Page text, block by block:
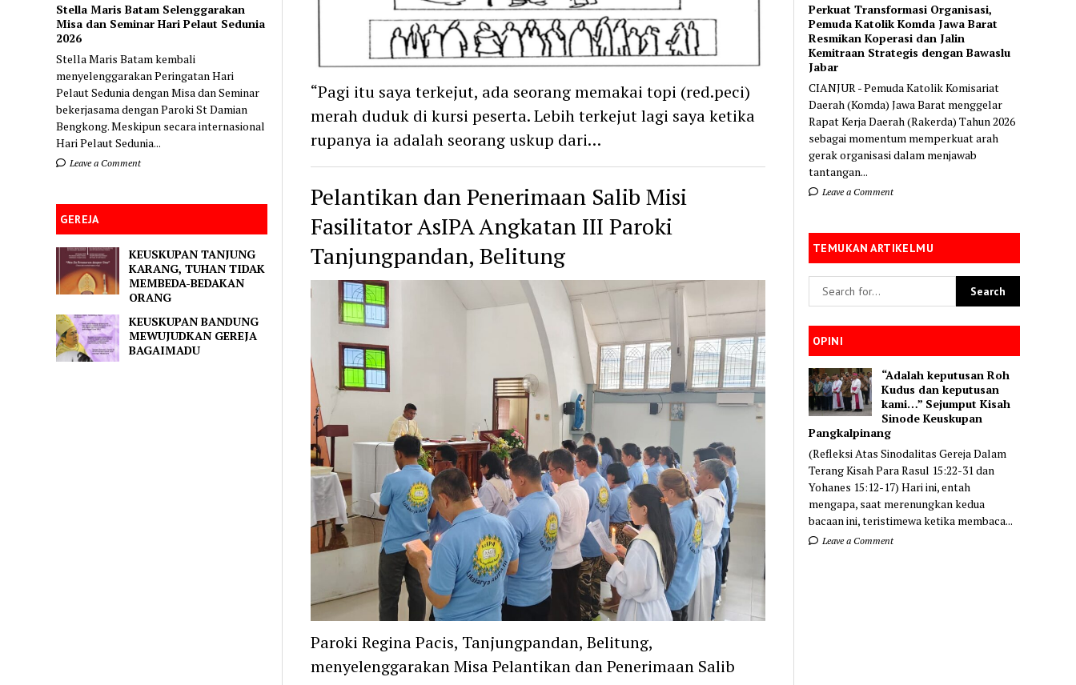
Stella Maris Batam Selenggarakan
Misa dan Seminar Hari Pelaut Sedunia
2026
Stella Maris Batam kembali
menyelenggarakan Peringatan Hari
Pelaut Sedunia dengan Misa dan Seminar
bekerjasama dengan Paroki St Damian
Bengkong. Meskipun secara internasional
Hari Pelaut Sedunia...
Leave a Comment
GEREJA
KEUSKUPAN TANJUNG
KARANG, TUHAN TIDAK
MEMBEDA-BEDAKAN
ORANG
KEUSKUPAN BANDUNG
MEWUJUDKAN GEREJA
BAGAIMADU
“Pagi itu saya terkejut, ada seorang memakai topi (red.peci)
merah duduk di kursi peserta. Lebih terkejut lagi saya ketika
rupanya ia adalah seorang uskup dari…
Pelantikan dan Penerimaan Salib Misi
Fasilitator AsIPA Angkatan III Paroki
Tanjungpandan, Belitung
Paroki Regina Pacis, Tanjungpandan, Belitung,
menyelenggarakan Misa Pelantikan dan Penerimaan Salib
Perkuat Transformasi Organisasi,
Pemuda Katolik Komda Jawa Barat
Resmikan Koperasi dan Jalin
Kemitraan Strategis dengan Bawaslu
Jabar
CIANJUR - Pemuda Katolik Komisariat
Daerah (Komda) Jawa Barat menggelar
Rapat Kerja Daerah (Rakerda) Tahun 2026
sebagai momentum memperkuat arah
gerak organisasi dalam menjawab
tantangan...
Leave a Comment
TEMUKAN ARTIKELMU
OPINI
“Adalah keputusan Roh
Kudus dan keputusan
kami…” Sejumput Kisah
Sinode Keuskupan
Pangkalpinang
(Refleksi Atas Sinodalitas Gereja Dalam
Terang Kisah Para Rasul 15:22-31 dan
Yohanes 15:12-17) Hari ini, entah
mengapa, saat merenungkan kedua
bacaan ini, teristimewa ketika membaca...
Leave a Comment